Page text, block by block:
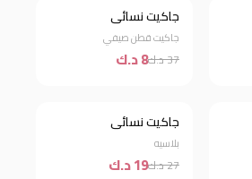
خصم 78%
جاكيت نسائي
جاكيت قطن صيفي
37 د.ك 8 د.ك
خصم 30%
جاكيت نسائي
بلاسيه
27 د.ك 19 د.ك